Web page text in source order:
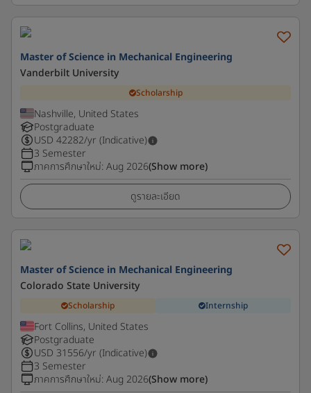
Master of Science in Mechanical Engineering
Vanderbilt University
Scholarship
Nashville, United States
Postgraduate
USD 42282/yr (Indicative)
3 Semester
ภาคการศึกษาใหม่:Aug 2026(Show more)
ดูรายละเอียด
Master of Science in Mechanical Engineering
Colorado State University
Scholarship Internship
Fort Collins, United States
Postgraduate
USD 31556/yr (Indicative)
3 Semester
ภาคการศึกษาใหม่:Aug 2026(Show more)